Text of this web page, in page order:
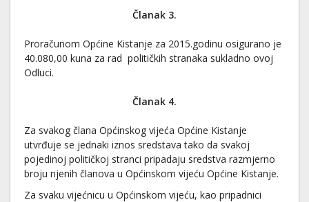
Članak 3.
Proračunom Općine Kistanje za 2015.godinu osigurano je
40.080,00 kuna za rad političkih stranaka sukladno ovoj
Odluci.
Članak 4.
Za svakog člana Općinskog vijeća Općine Kistanje
utvrđuje se jednaki iznos sredstava tako da svakoj
pojedinoj političkoj stranci pripadaju sredstva razmjerno
broju njenih članova u Općinskom vijeću Općine Kistanje.
Za svaku vijećnicu u Općinskom vijeću, kao pripadnici